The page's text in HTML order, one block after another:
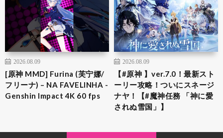
2026.08.09
[原神 MMD] Furina (芙宁娜/
フリーナ) – NA FAVELINHA -
Genshin Impact 4K 60 fps
2026.08.09
【#原神 】ver.7.0！最新スト
ーリー攻略！ついにスネージ
ナヤ！【#魔神任務 「神に愛
されぬ雪国」】